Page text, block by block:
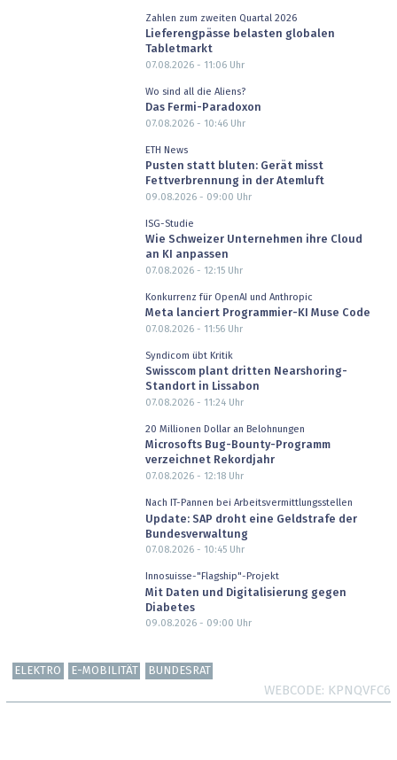
Zahlen zum zweiten Quartal 2026
Lieferengpässe belasten globalen
Tabletmarkt
07.08.2026 - 11:06Uhr
Wo sind all die Aliens?
Das Fermi-Paradoxon
07.08.2026 - 10:46Uhr
ETH News
Pusten statt bluten: Gerät misst
Fettverbrennung in der Atemluft
09.08.2026 - 09:00 Uhr
ISG-Studie
Wie Schweizer Unternehmen ihre Cloud
an KI anpassen
07.08.2026 - 12:15Uhr
Konkurrenz für OpenAI und Anthropic
Meta lanciert Programmier-KI Muse Code
07.08.2026 - 11:56Uhr
Syndicom übt Kritik
Swisscom plant dritten Nearshoring-
Standort in Lissabon
07.08.2026 - 11:24Uhr
20 Millionen Dollar an Belohnungen
Microsofts Bug-Bounty-Programm
verzeichnet Rekordjahr
07.08.2026 - 12:18Uhr
Nach IT-Pannen bei Arbeitsvermittlungsstellen
Update: SAP droht eine Geldstrafe der
Bundesverwaltung
07.08.2026 - 10:45Uhr
Innosuisse-"Flagship"-Projekt
Mit Daten und Digitalisierung gegen
Diabetes
09.08.2026 - 09:00 Uhr
ELEKTRO E-MOBILITÄT BUNDESRAT
WEBCODE KPNQVFC6